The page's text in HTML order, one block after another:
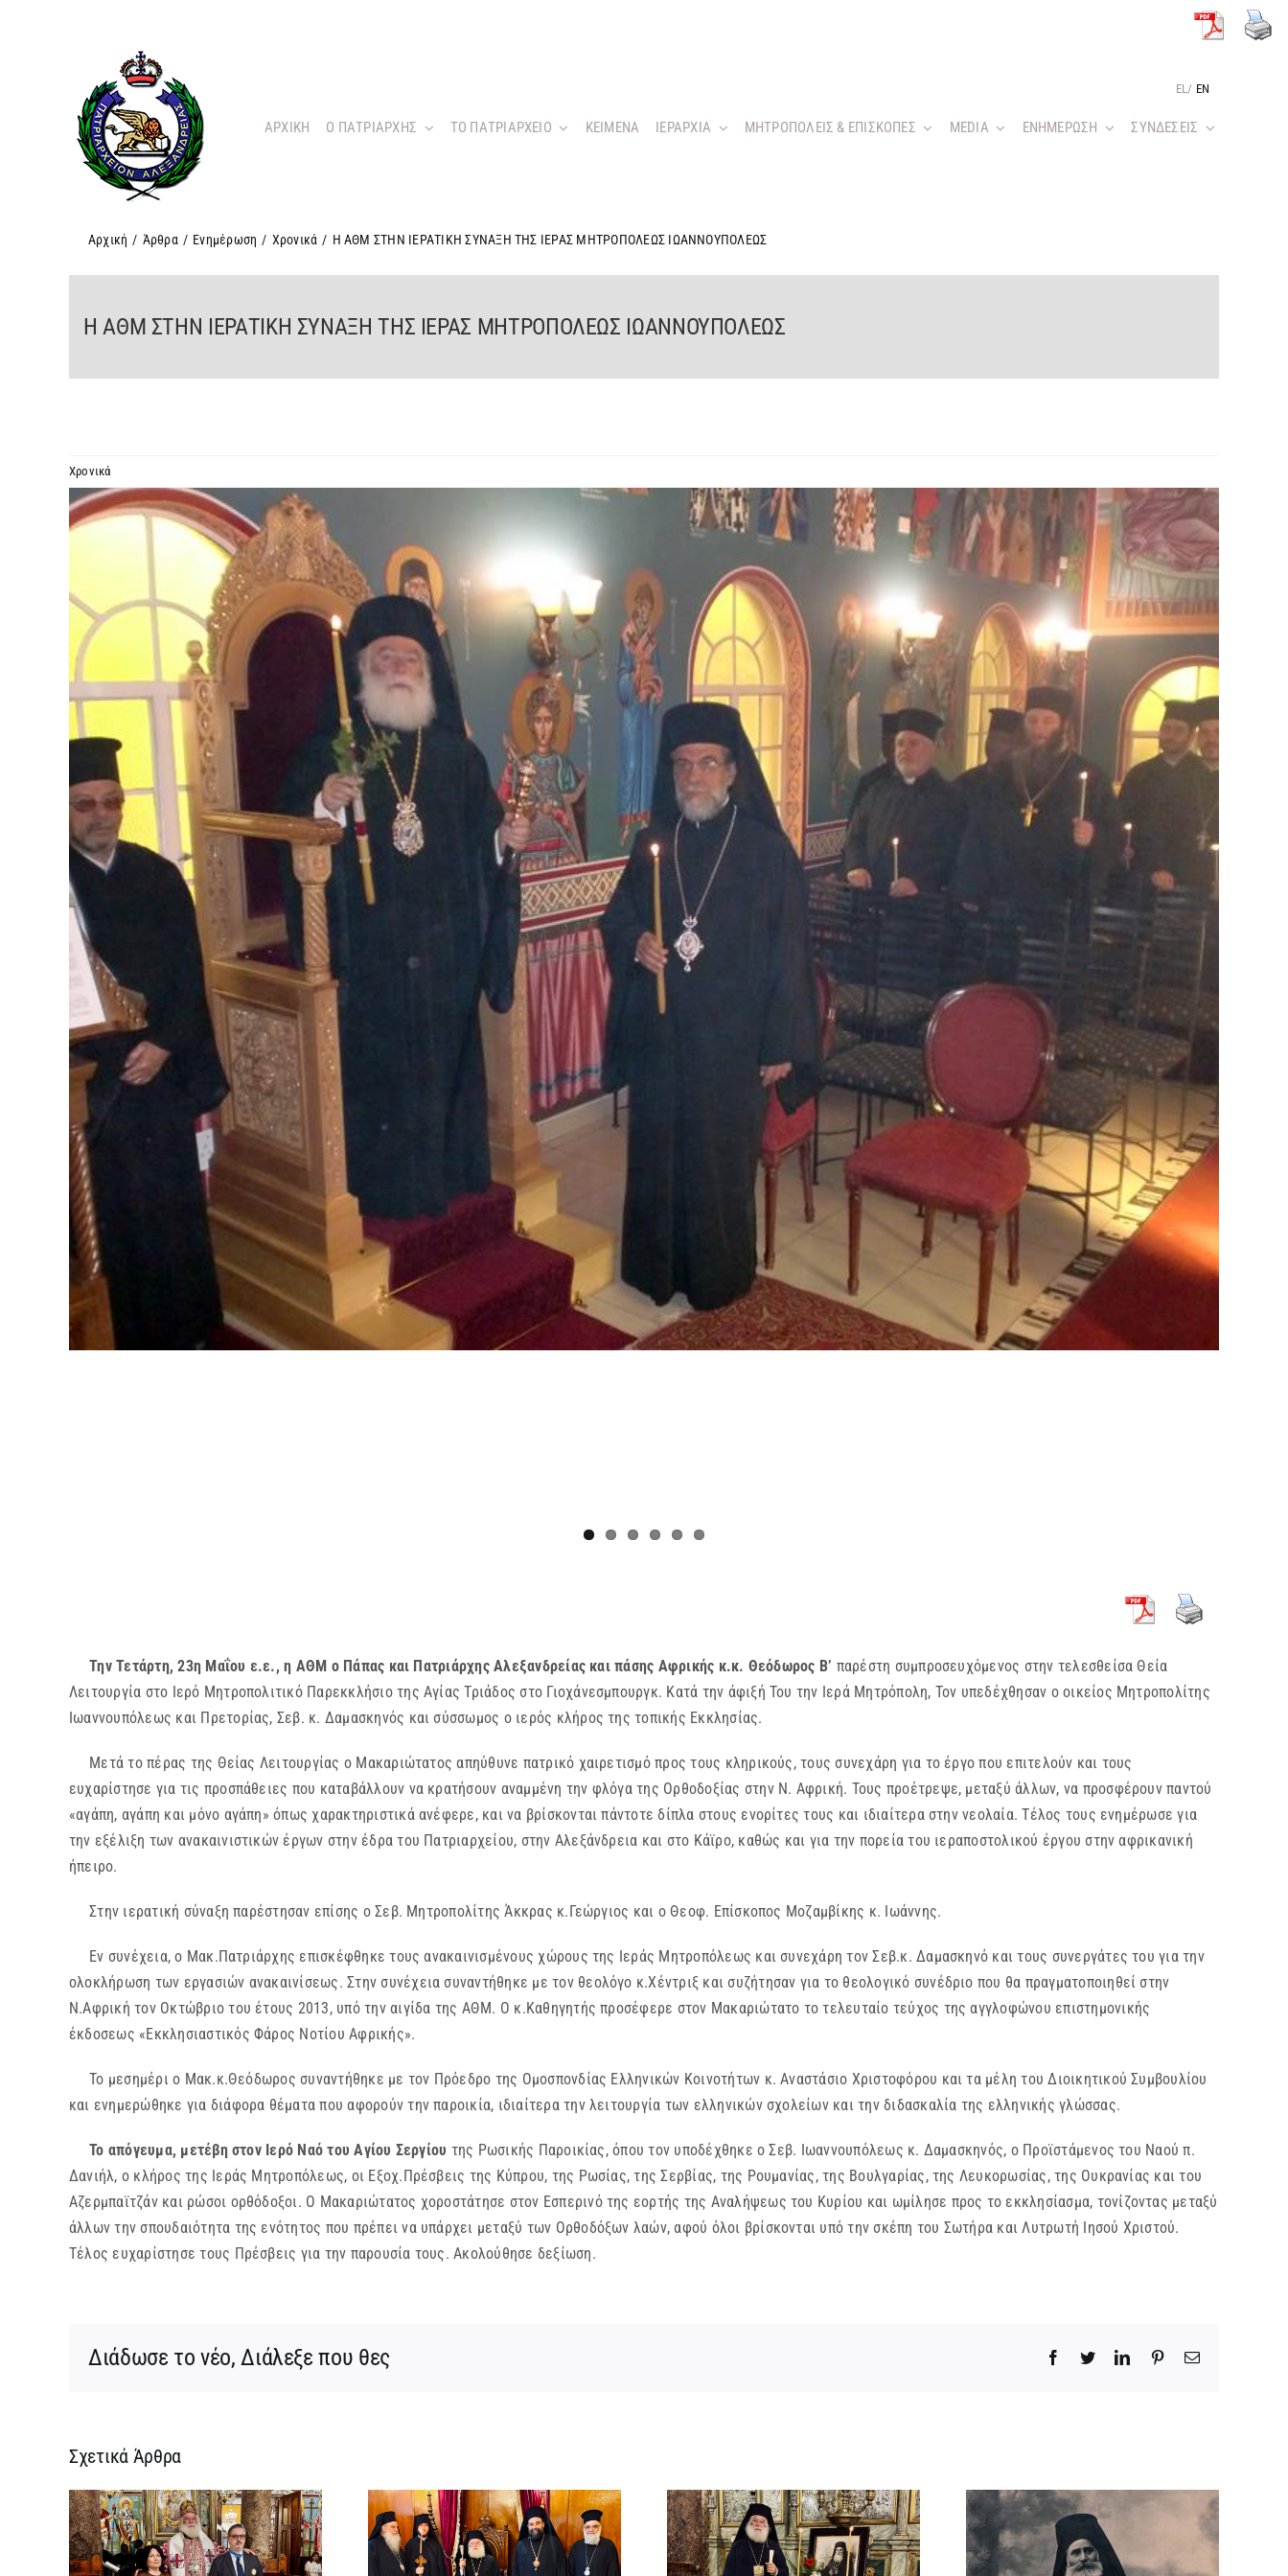
EL / EN
ΑΡΧΙΚΗ O ΠΑΤΡΙΑΡΧΗΣ ΤΟ ΠΑΤΡΙΑΡΧΕΙΟ KEIMENA ΙΕΡΑΡΧΙΑ ΜΗΤΡΟΠΟΛΕΙΣ & ΕΠΙΣΚΟΠΕΣ MEDIA ΕΝΗΜΕΡΩΣΗ ΣΥΝΔΕΣΕΙΣ
Αρχική / Άρθρα / Ενημέρωση / Χρονικά / Η ΑΘΜ ΣΤΗΝ ΙΕΡΑΤΙΚΗ ΣΥΝΑΞΗ ΤΗΣ ΙΕΡΑΣ ΜΗΤΡΟΠΟΛΕΩΣ ΙΩΑΝΝΟΥΠΟΛΕΩΣ
Η ΑΘΜ ΣΤΗΝ ΙΕΡΑΤΙΚΗ ΣΥΝΑΞΗ ΤΗΣ ΙΕΡΑΣ ΜΗΤΡΟΠΟΛΕΩΣ ΙΩΑΝΝΟΥΠΟΛΕΩΣ
Χρονικά
Προβολή
μεγαλύτερης
Την Τετάρτη, 23η Μαΐου ε.ε., η ΑΘΜ ο Πάπας και Πατριάρχης Αλεξανδρείας και πάσης Αφρικής κ.κ. Θεόδωρος Β’ παρέστη συμπροσευχόμενος στην τελεσθείσα Θεία
Λειτουργία στο Ιερό Μητροπολιτικό Παρεκκλήσιο της Αγίας Τριάδος στο Γιοχάνεσμπουργκ. Κατά την άφιξή Του την Ιερά Μητρόπολη, Τον υπεδέχθησαν ο οικείος Μητροπολίτης
Ιωαννουπόλεως και Πρετορίας, Σεβ. κ. Δαμασκηνός και σύσσωμος ο ιερός κλήρος της τοπικής Εκκλησίας.
Μετά το πέρας της Θείας Λειτουργίας ο Μακαριώτατος απηύθυνε πατρικό χαιρετισμό προς τους κληρικούς, τους συνεχάρη για το έργο που επιτελούν και τους
ευχαρίστησε για τις προσπάθειες που καταβάλλουν να κρατήσουν αναμμένη την φλόγα της Ορθοδοξίας στην Ν. Αφρική. Τους προέτρεψε, μεταξύ άλλων, να προσφέρουν παντού
«αγάπη, αγάπη και μόνο αγάπη» όπως χαρακτηριστικά ανέφερε, και να βρίσκονται πάντοτε δίπλα στους ενορίτες τους και ιδιαίτερα στην νεολαία. Τέλος τους ενημέρωσε για
την εξέλιξη των ανακαινιστικών έργων στην έδρα του Πατριαρχείου, στην Αλεξάνδρεια και στο Κάϊρο, καθώς και για την πορεία του ιεραποστολικού έργου στην αφρικανική
ήπειρο.
Στην ιερατική σύναξη παρέστησαν επίσης ο Σεβ. Μητροπολίτης Άκκρας κ.Γεώργιος και ο Θεοφ. Επίσκοπος Μοζαμβίκης κ. Ιωάννης.
Εν συνέχεια, ο Μακ.Πατριάρχης επισκέφθηκε τους ανακαινισμένους χώρους της Ιεράς Μητροπόλεως και συνεχάρη τον Σεβ.κ. Δαμασκηνό και τους συνεργάτες του για την
ολοκλήρωση των εργασιών ανακαινίσεως. Στην συνέχεια συναντήθηκε με τον θεολόγο κ.Χέντριξ και συζήτησαν για το θεολογικό συνέδριο που θα πραγματοποιηθεί στην
Ν.Αφρική τον Οκτώβριο του έτους 2013, υπό την αιγίδα της ΑΘΜ. Ο κ.Καθηγητής προσέφερε στον Μακαριώτατο το τελευταίο τεύχος της αγγλοφώνου επιστημονικής
έκδοσεως «Εκκλησιαστικός Φάρος Νοτίου Αφρικής».
Το μεσημέρι ο Μακ.κ.Θεόδωρος συναντήθηκε με τον Πρόεδρο της Ομοσπονδίας Ελληνικών Κοινοτήτων κ. Αναστάσιο Χριστοφόρου και τα μέλη του Διοικητικού Συμβουλίου
και ενημερώθηκε για διάφορα θέματα που αφορούν την παροικία, ιδιαίτερα την λειτουργία των ελληνικών σχολείων και την διδασκαλία της ελληνικής γλώσσας.
Το απόγευμα, μετέβη στον Ιερό Ναό του Αγίου Σεργίου της Ρωσικής Παροικίας, όπου τον υποδέχθηκε ο Σεβ. Ιωαννουπόλεως κ. Δαμασκηνός, ο Προϊστάμενος του Ναού π.
Δανιήλ, ο κλήρος της Ιεράς Μητροπόλεως, οι Εξοχ.Πρέσβεις της Κύπρου, της Ρωσίας, της Σερβίας, της Ρουμανίας, της Βουλγαρίας, της Λευκορωσίας, της Ουκρανίας και του
Αζερμπαϊτζάν και ρώσοι ορθόδοξοι. Ο Μακαριώτατος χοροστάτησε στον Εσπερινό της εορτής της Αναλήψεως του Κυρίου και ωμίλησε προς το εκκλησίασμα, τονίζοντας μεταξύ
άλλων την σπουδαιότητα της ενότητος που πρέπει να υπάρχει μεταξύ των Ορθοδόξων λαών, αφού όλοι βρίσκονται υπό την σκέπη του Σωτήρα και Λυτρωτή Ιησού Χριστού.
Τέλος ευχαρίστησε τους Πρέσβεις για την παρουσία τους. Ακολούθησε δεξίωση.
Διάδωσε το νέο, Διάλεξε που θες Facebook
TwitterLinkedInPinterestEmail
Σχετικά Άρθρα
ΙΕΡΟ ΜΝΗΜΟΣΥΝΟ
ΤΟΥ ΑΟΙΔΙΜΟΥ
Μελέτιος Μεταξάκης